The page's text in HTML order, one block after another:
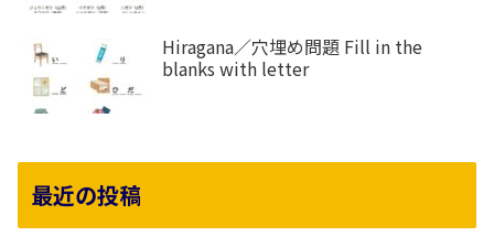
Hiragana／穴埋め問題 Fill in the
blanks with letter
最近の投稿